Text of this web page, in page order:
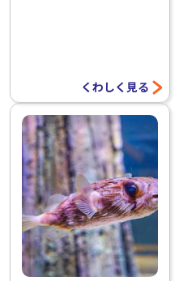
くわしく見る